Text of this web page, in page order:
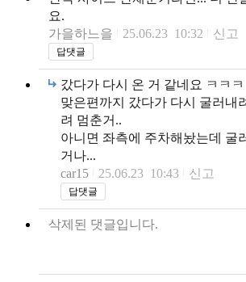
요.
가을하느을
25.06.23 10:32 신고
답댓글
갔다가 다시 온 거 같네요 ㅋㅋㅋ
맞은편까지 갔다가 다시 굴러내
려 멈춘거..
아니면 좌측에 주차해놨는데 굴
거나...
car15
25.06.23 10:43 신고
답댓글
삭제된 댓글입니다.